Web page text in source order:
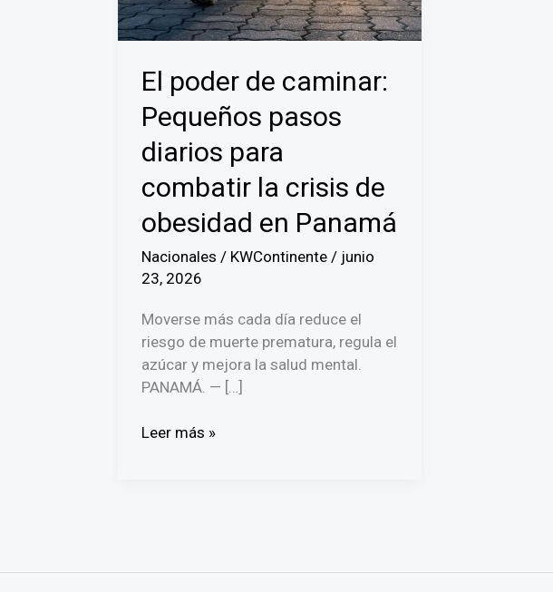
El poder de caminar:
Pequeños pasos
diarios para
combatir la crisis de
obesidad en Panamá
Nacionales / KWContinente / junio
23, 2026
Moverse más cada día reduce el
riesgo de muerte prematura, regula el
azúcar y mejora la salud mental.
PANAMÁ. — […]
El
diarios
Leer más »